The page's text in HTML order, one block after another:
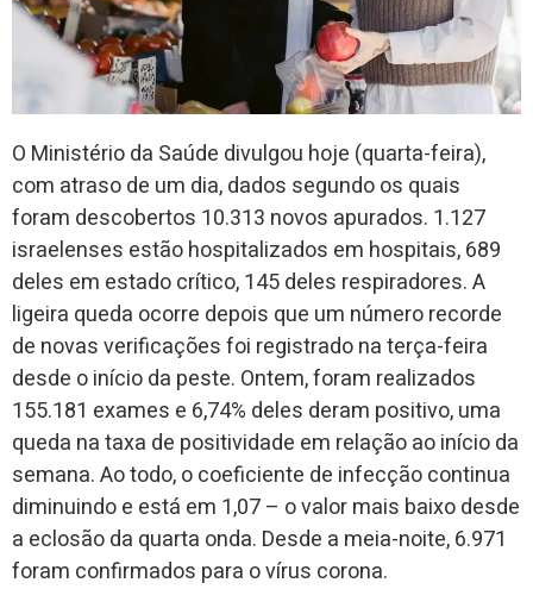
O Ministério da Saúde divulgou hoje (quarta-feira),
com atraso de um dia, dados segundo os quais
foram descobertos 10.313 novos apurados. 1.127
israelenses estão hospitalizados em hospitais, 689
deles em estado crítico, 145 deles respiradores. A
ligeira queda ocorre depois que um número recorde
de novas verificações foi registrado na terça-feira
desde o início da peste. Ontem, foram realizados
155.181 exames e 6,74% deles deram positivo, uma
queda na taxa de positividade em relação ao início da
semana. Ao todo, o coeficiente de infecção continua
diminuindo e está em 1,07 – o valor mais baixo desde
a eclosão da quarta onda. Desde a meia-noite, 6.971
foram confirmados para o vírus corona.